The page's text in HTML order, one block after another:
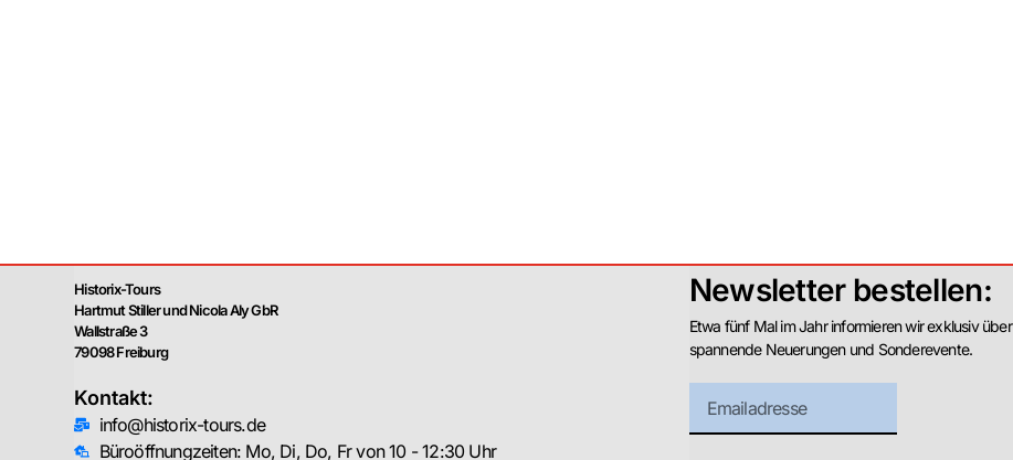
Historix-Tours
Hartmut Stiller und Nicola Aly GbR
Wallstraße 3
79098 Freiburg
Kontakt:
info@historix-tours.de
Büroöffnungzeiten: Mo, Di, Do, Fr von 10 - 12:30 Uhr
Newsletter bestellen:
Etwa fünf Mal im Jahr informieren wir exklusiv über
spannende Neuerungen und Sonderevente.